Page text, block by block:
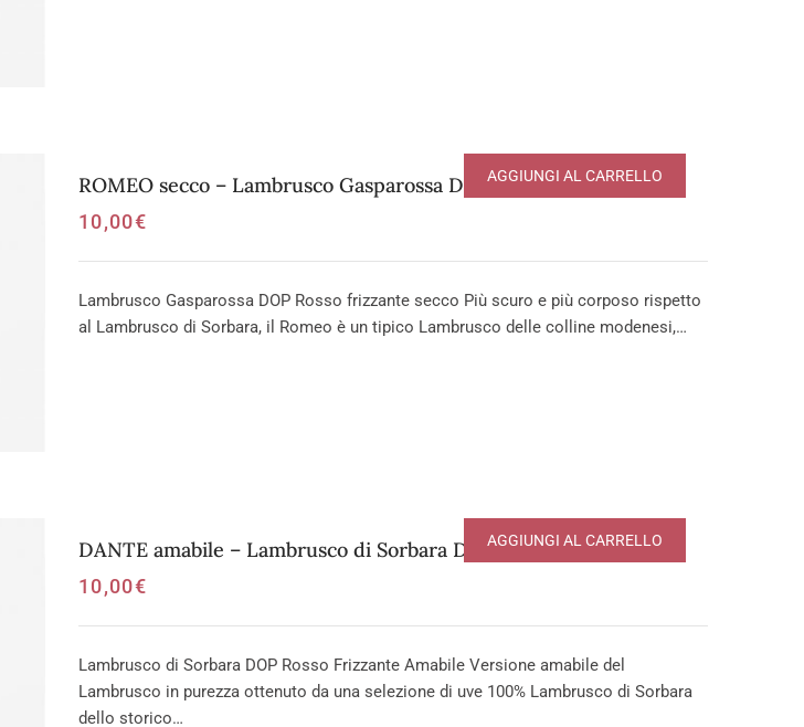
ROMEO secco – Lambrusco Gasparossa DOP
10,00€
AGGIUNGI AL CARRELLO
Lambrusco Gasparossa DOP Rosso frizzante secco Più scuro e più corposo rispetto
al Lambrusco di Sorbara, il Romeo è un tipico Lambrusco delle colline modenesi,…
DANTE amabile – Lambrusco di Sorbara DOP
10,00€
AGGIUNGI AL CARRELLO
Lambrusco di Sorbara DOP Rosso Frizzante Amabile Versione amabile del
Lambrusco in purezza ottenuto da una selezione di uve 100% Lambrusco di Sorbara
dello storico…